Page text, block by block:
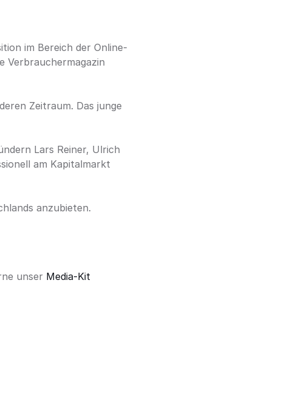
im Bereich der Online-
Verbrauchermagazin
Zeitraum. Das junge
Lars Reiner, Ulrich
am Kapitalmarkt
anzubieten.
unser Media-Kit